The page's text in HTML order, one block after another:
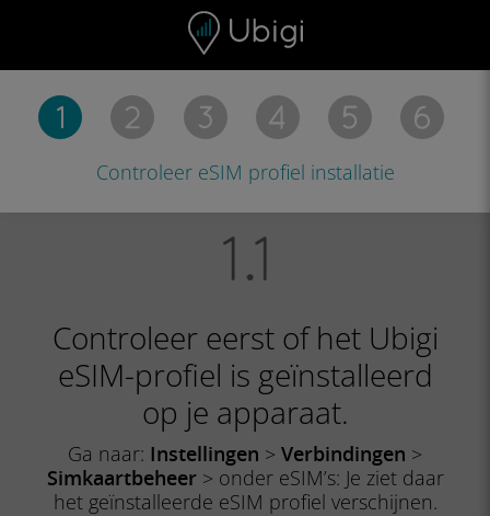
Navigatiebalk Voettekst
Controleer eSIM profiel installatie
Controleer eerst of het Ubigi
eSIM-profiel is geïnstalleerd
op je apparaat.
Ga naar: Instellingen > Verbindingen >
Simkaartbeheer> onder eSIM’s: Je ziet daar
het geïnstalleerde eSIM profiel verschijnen.